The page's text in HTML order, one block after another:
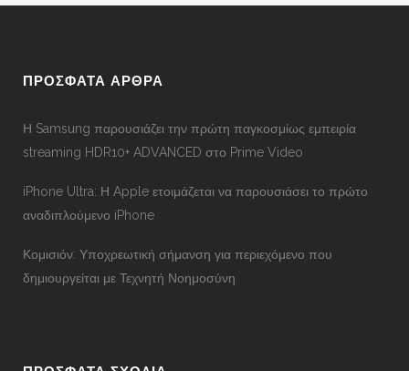
ΠΡΟΣΦΑΤΑ ΑΡΘΡΑ
Η Samsung παρουσιάζει την πρώτη παγκοσμίως εμπειρία
streaming HDR10+ ADVANCED στο Prime Video
iPhone Ultra: Η Apple ετοιμάζεται να παρουσιάσει το πρώτο
αναδιπλούμενο iPhone
Κομισιόν: Υποχρεωτική σήμανση για περιεχόμενο που
δημιουργείται με Τεχνητή Νοημοσύνη